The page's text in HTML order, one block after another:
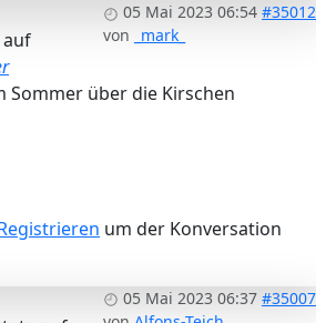
05 Mai 2023 06:54 #35012
von
_mark_
Sommer über die Kirschen
um der Konversation
05 Mai 2023 06:37 #35007